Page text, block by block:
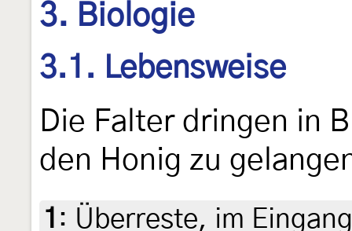
3. Biologie
3.1. Lebensweise
Die Falter dringen in
den Honig zu
1 : Überreste, im